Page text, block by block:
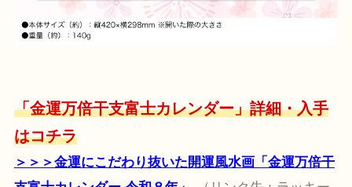
「金運万倍干支富士カレンダー」詳細・入手
はコチラ
＞＞＞金運にこだわり抜いた開運風水画「金運万倍干